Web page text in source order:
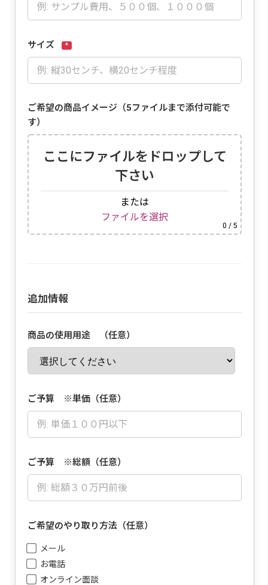
サイズ *
ご希望の商品イメージ（5ファイルまで添付可能で
す）
ここにファイルをドロップして
下さい
または
ファイルを選択
0 / 5
追加情報
商品の使用用途 （任意）
ご予算 ※単価（任意）
ご予算 ※総額（任意）
ご希望のやり取り方法（任意）
メール
お電話
オンライン面談